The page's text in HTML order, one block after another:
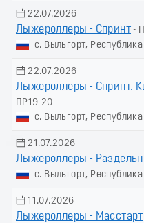
22.07.2026
Лыжероллеры - Спринт -
с. Выльгорт,
22.07.2026
Лыжероллеры - Спринт.
ПР19-20
с. Выльгорт,
21.07.2026
Лыжероллеры -
с. Выльгорт,
11.07.2026
Лыжероллеры - Масстарт